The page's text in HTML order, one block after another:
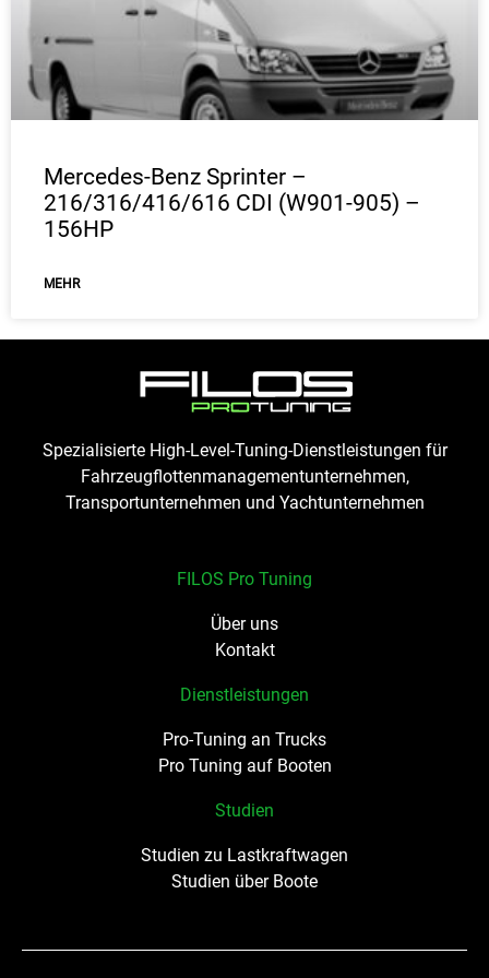
Mercedes-Benz Sprinter –
216/316/416/616 CDI (W901-905) –
156HP
ΜEHR
Spezialisierte High-Level-Tuning-Dienstleistungen für
Fahrzeugflottenmanagementunternehmen,
Transportunternehmen und Yachtunternehmen
FILOS Pro Tuning
Über uns
Kontakt
Dienstleistungen
Pro-Tuning an Trucks
Pro Tuning auf Booten
Studien
Studien zu Lastkraftwagen
Studien über Boote